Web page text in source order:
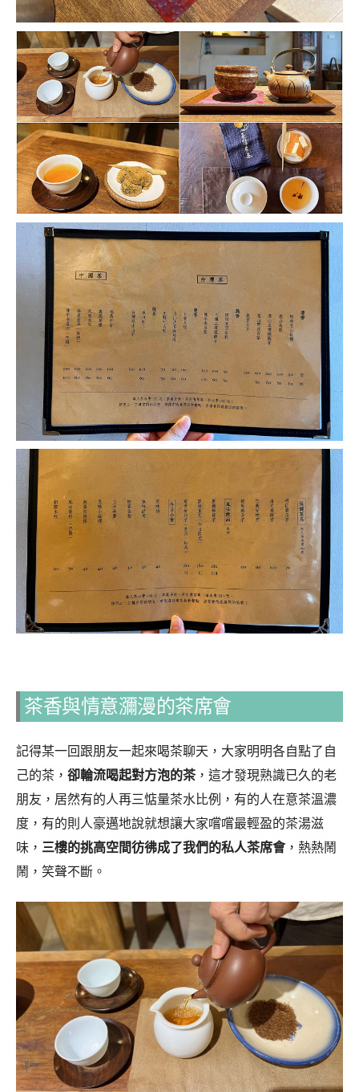
茶香與情意瀰漫的茶席會
記得某一回跟朋友一起來喝茶聊天，大家明明各自點了自
己的茶， 卻輪流喝起對方泡的茶，這才發現熟識已久的老
朋友，居然有的人再三惦量茶水比例，有的人在意茶溫濃
度，有的則人豪邁地說就想讓大家嚐嚐最輕盈的茶湯滋
味， 三樓的挑高空間彷彿成了我們的私人茶席會，熱熱鬧
鬧，笑聲不斷。